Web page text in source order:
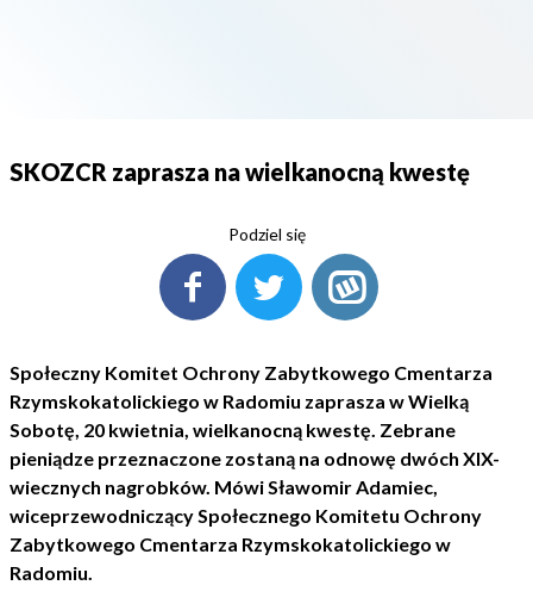
SKOZCR zaprasza na wielkanocną kwestę
Podziel się
Społeczny Komitet Ochrony Zabytkowego Cmentarza
Rzymskokatolickiego w Radomiu zaprasza w Wielką
Sobotę, 20 kwietnia, wielkanocną kwestę. Zebrane
pieniądze przeznaczone zostaną na odnowę dwóch XIX-
wiecznych nagrobków. Mówi Sławomir Adamiec,
wiceprzewodniczący Społecznego Komitetu Ochrony
Zabytkowego Cmentarza Rzymskokatolickiego w
Radomiu.